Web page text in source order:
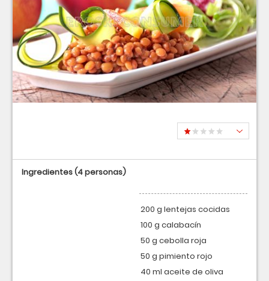
Ingredientes(4 personas)
200 g lentejas cocidas
100 g calabacín
50 g cebolla roja
50 g pimiento rojo
40 ml aceite de oliva